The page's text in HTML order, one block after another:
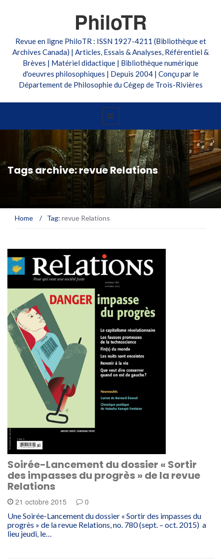
PhiloTR
Revue en ligne PhiloTR : ISSN 1927-4211 (Bibliothèque et
Archives Canada) | Articles, Essais & Analyses, Référentiel &
Brèves | Matériel didactique | Bibliothèque numérique
d'oeuvres philosophiques | Depuis 2004 | Conçu par le
Département de Philosophie du Cégep de Trois-Rivières
Tags archive: revue Relations
Home / Tag: revue Relations
Soirée-Lancement du dossier « Sortir
des impasses du progrès » de la revue
Relations
21 octobre 2015 0
Une Soirée-Lancement du dossier « Sortir des impasses du
progrès » de la revue Relations, no. 780 (sept. – oct. 2015) a
lieu jeudi, le…